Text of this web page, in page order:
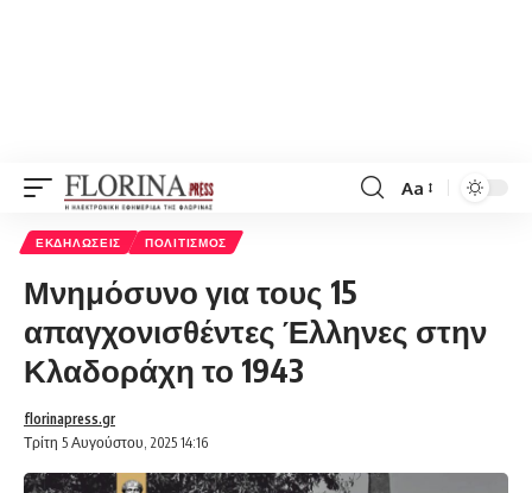
Font
Aa
ΕΚΔΗΛΏΣΕΙΣ ΠΟΛΙΤΙΣΜΌΣ
Μνημόσυνο για τους 15
απαγχονισθέντες Έλληνες στην
Κλαδοράχη το 1943
Τρίτη 5 Αυγούστου, 2025 14:16
florinapress.gr